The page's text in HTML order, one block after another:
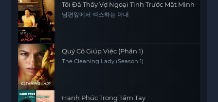
Tôi Đã Thấy Vợ Ngoại Tình Trước Mặt Mình
남편앞에서 섹스하는 아내
Quý Cô Giúp Việc (Phần 1)
The Cleaning Lady (Season 1)
Hạnh Phúc Trong Tầm Tay